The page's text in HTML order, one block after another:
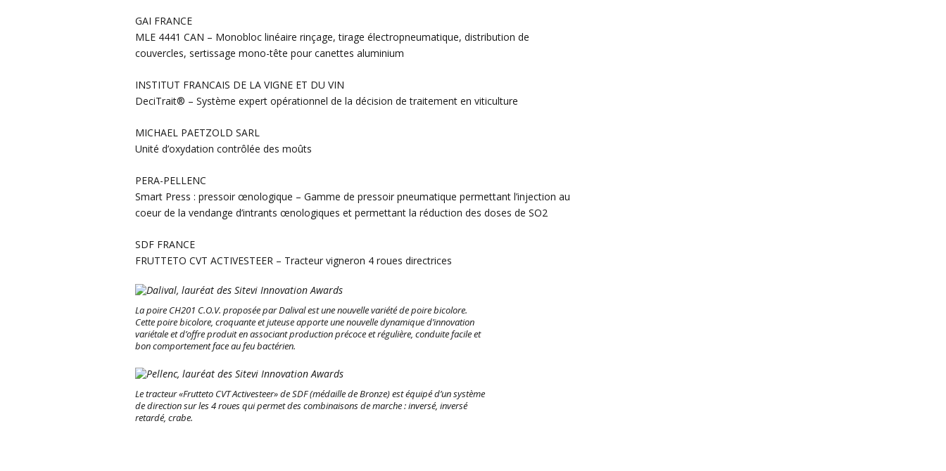
GAI FRANCE
MLE 4441 CAN – Monobloc linéaire rinçage, tirage électropneumatique, distribution de
couvercles, sertissage mono-tête pour canettes aluminium
INSTITUT FRANCAIS DE LA VIGNE ET DU VIN
DeciTrait® – Système expert opérationnel de la décision de traitement en viticulture
MICHAEL PAETZOLD SARL
Unité d’oxydation contrôlée des moûts
PERA-PELLENC
Smart Press : pressoir œnologique – Gamme de pressoir pneumatique permettant l’injection au
coeur de la vendange d’intrants œnologiques et permettant la réduction des doses de SO2
SDF FRANCE
FRUTTETO CVT ACTIVESTEER – Tracteur vigneron 4 roues directrices
La poire CH201 C.O.V. proposée par Dalival est une nouvelle variété de poire bicolore.
Cette poire bicolore, croquante et juteuse apporte une nouvelle dynamique d’innovation
variétale et d’offre produit en associant production précoce et régulière, conduite facile et
bon comportement face au feu bactérien.
Le tracteur «Frutteto CVT Activesteer» de SDF (médaille de Bronze) est équipé d’un système
de direction sur les 4 roues qui permet des combinaisons de marche : inversé, inversé
retardé, crabe.